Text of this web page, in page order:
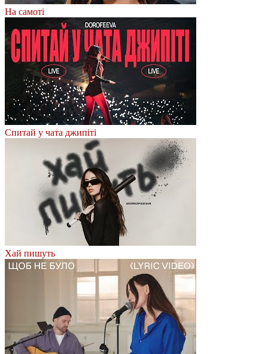
На самоті
Спитай у чата джипіті
Хай пишуть